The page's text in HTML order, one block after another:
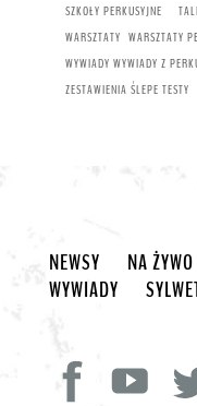
SZKOŁY PERKUSYJNE
WARSZTATY WARSZTATY
WYWIADY WYWIADY Z
ZESTAWIENIA ŚLEPE TESTY
NEWSY NA ŻYWO
WYWIADY